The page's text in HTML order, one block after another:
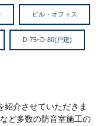
ビル・オフィス
D-75~D-80(戸建)
紹介させていただきま
ど多数の防音室施工の